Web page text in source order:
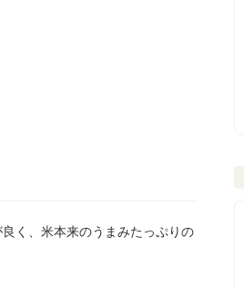
く、米本来のうまみたっぷりの